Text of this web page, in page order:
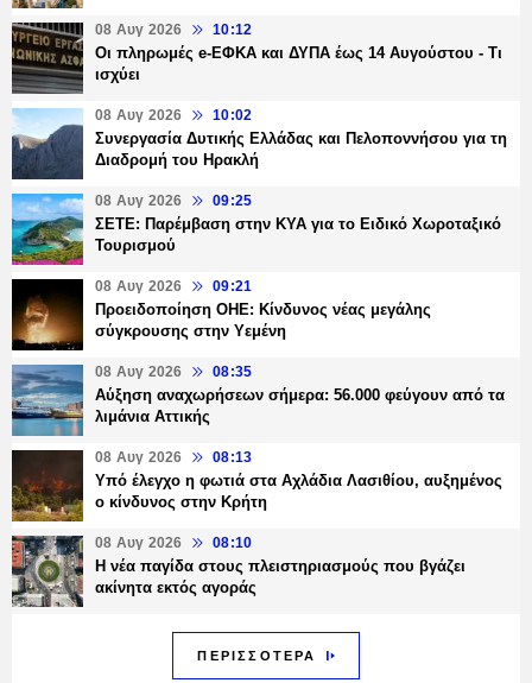
08 Αυγ 2026 10:12
Οι πληρωμές e-ΕΦΚΑ και ΔΥΠΑ έως 14 Αυγούστου - Τι
ισχύει
08 Αυγ 2026 10:02
Συνεργασία Δυτικής Ελλάδας και Πελοποννήσου για τη
Διαδρομή του Ηρακλή
08 Αυγ 2026 09:25
ΣΕΤΕ: Παρέμβαση στην ΚΥΑ για το Ειδικό Χωροταξικό
Τουρισμού
08 Αυγ 2026 09:21
Προειδοποίηση ΟΗΕ: Κίνδυνος νέας μεγάλης
σύγκρουσης στην Υεμένη
08 Αυγ 2026 08:35
Αύξηση αναχωρήσεων σήμερα: 56.000 φεύγουν από τα
λιμάνια Αττικής
08 Αυγ 2026 08:13
Υπό έλεγχο η φωτιά στα Αχλάδια Λασιθίου, αυξημένος
ο κίνδυνος στην Κρήτη
08 Αυγ 2026 08:10
Η νέα παγίδα στους πλειστηριασμούς που βγάζει
ακίνητα εκτός αγοράς
ΠΕΡΙΣΣΟΤΕΡΑ